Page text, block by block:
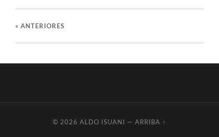
«ANTERIORES
© 2026 ALDO ISUANI — ARRIBA ↑